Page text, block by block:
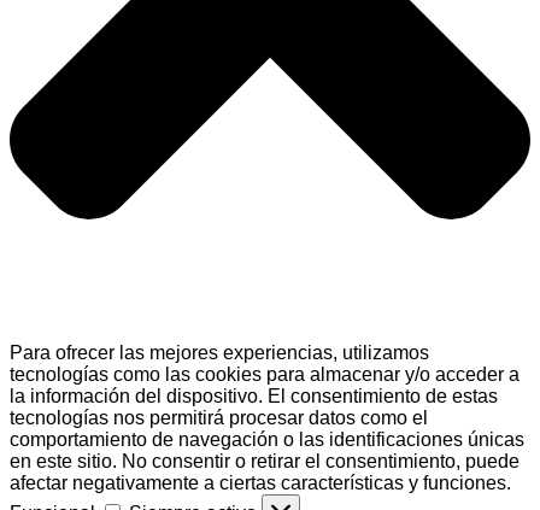
Para ofrecer las mejores experiencias, utilizamos
tecnologías como las cookies para almacenar y/o acceder a
la información del dispositivo. El consentimiento de estas
tecnologías nos permitirá procesar datos como el
comportamiento de navegación o las identificaciones únicas
en este sitio. No consentir o retirar el consentimiento, puede
afectar negativamente a ciertas características y funciones.
Funcional